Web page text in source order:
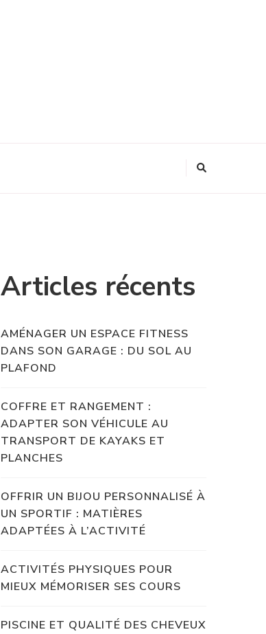
Articles récents
AMÉNAGER UN ESPACE FITNESS
DANS SON GARAGE : DU SOL AU
PLAFOND
COFFRE ET RANGEMENT :
ADAPTER SON VÉHICULE AU
TRANSPORT DE KAYAKS ET
PLANCHES
OFFRIR UN BIJOU PERSONNALISÉ À
UN SPORTIF : MATIÈRES
ADAPTÉES À L’ACTIVITÉ
ACTIVITÉS PHYSIQUES POUR
MIEUX MÉMORISER SES COURS
PISCINE ET QUALITÉ DES CHEVEUX